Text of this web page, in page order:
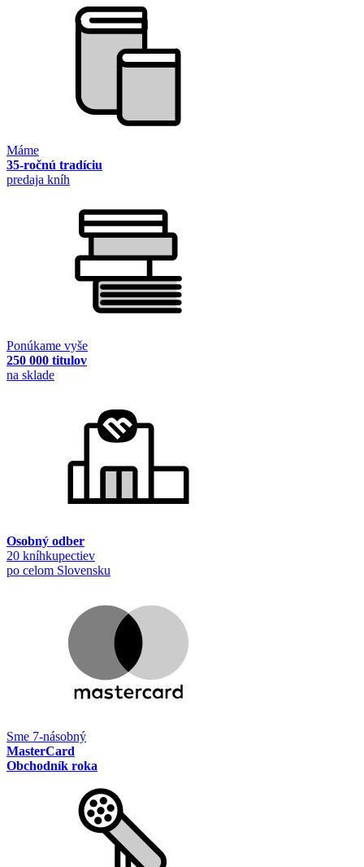
Máme
35-ročnú tradíciu
predaja kníh
Ponúkame vyše
250 000 titulov
na sklade
Osobný odber
20 kníhkupectiev
po celom Slovensku
Sme 7-násobný
MasterCard
Obchodník roka